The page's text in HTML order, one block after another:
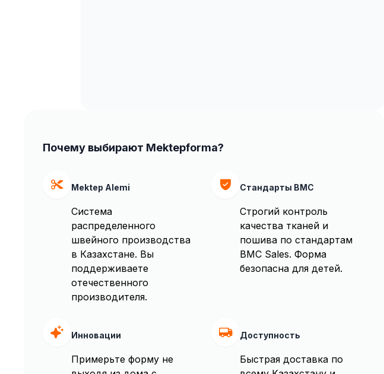
Почему выбирают Mektepforma?
Mektep Alemi
Система
распределенного
швейного производства
в Казахстане. Вы
поддерживаете
отечественного
производителя.
Стандарты BMC
Строгий контроль
качества тканей и
пошива по стандартам
BMC Sales. Форма
безопасна для детей.
Инновации
Примерьте форму не
Доступность
Быстрая доставка по